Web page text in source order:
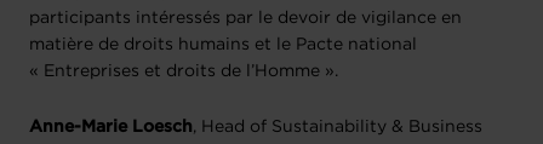
participants intéressés par le devoir de vigilance en
matière de droits humains et le Pacte national
« Entreprises et droits de l’Homme ».
Anne-Marie Loesch, Head of Sustainability & Business